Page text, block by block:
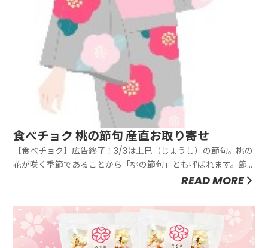
食べチョク 桃の節句 産直お取り寄せ
【食べチョク】広告終了！3/3は上巳（じょうし）の節句。桃の
花が咲く季節であることから「桃の節句」とも呼ばれます。節
句とは、季節の変わり目に無病息災・豊作・子孫繁栄などを願
3/3、ひな祭りは「女の子のお祭り」のイメージが定着していま
すが、元々は...
READ MORE